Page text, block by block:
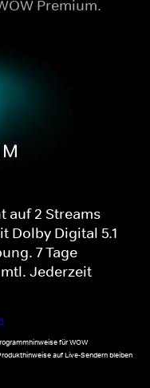
Premium.
auf 2 Streams
Dolby Digital 5.1
7 Tage
Jederzeit
für WOW
auf Live-Sendern bleiben